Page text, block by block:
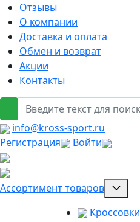
Отзывы
О компании
Доставка и оплата
Обмен и возврат
Акции
Контакты
info@kross-sport.ru
Регистрация
Войти
Ассортимент товаров
Кроссовки